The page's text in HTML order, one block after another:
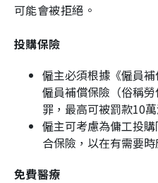
可能會被拒絕。
投購保險
僱主必須根據《僱員
僱員補償保險（俗稱
罪，最高可被罰款10
僱主可考慮為傭工投
合保險，以在有需要
免費醫療